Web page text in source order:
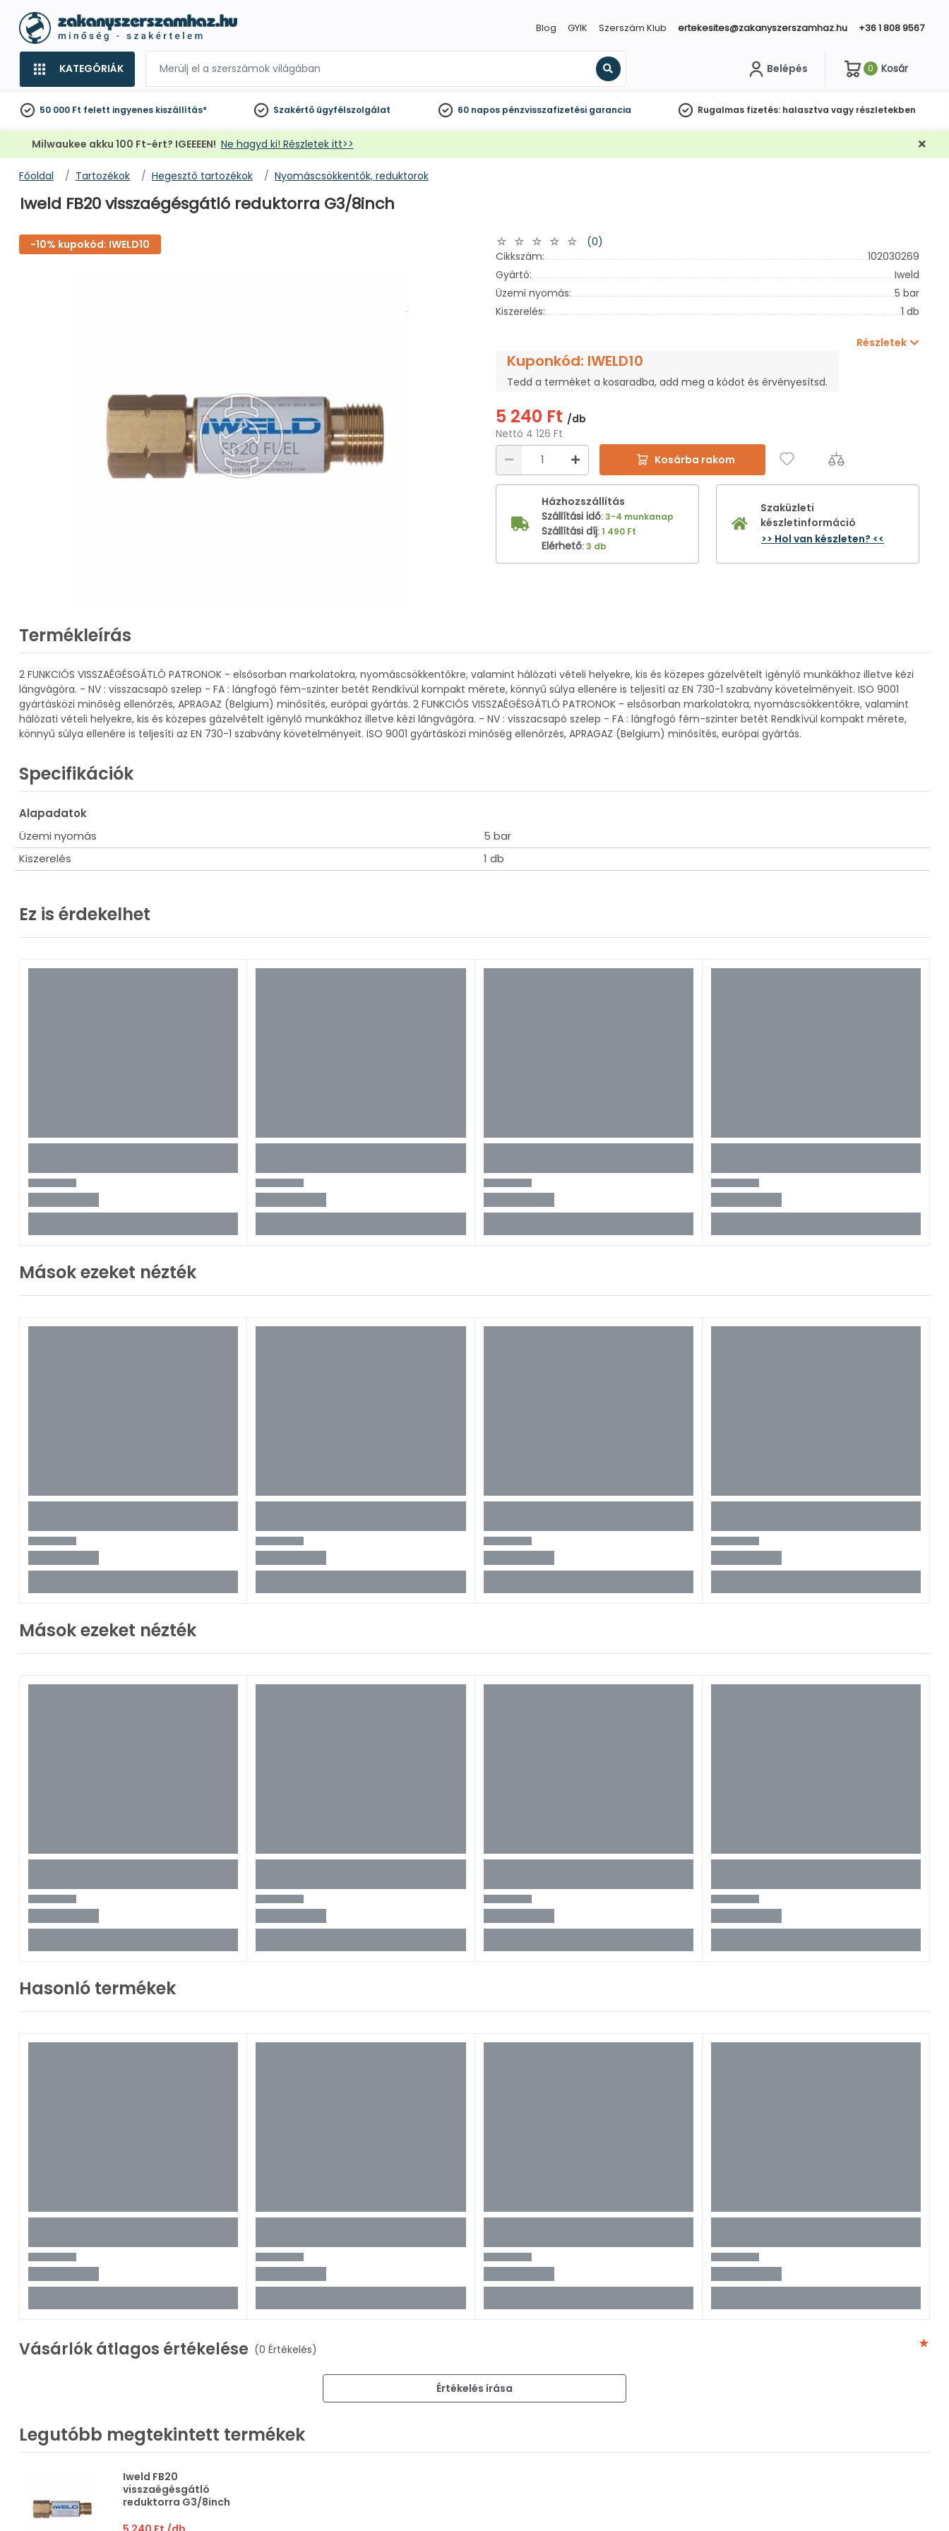
Blog GYIK Szerszám Klub ertekesites@zakanyszerszamhaz.hu +36 1 808 9567
KATEGÓRIÁK
Keresés
Belépés 0 Kosár
50 000 Ft felett ingyenes kiszállítás* Szakértő ügyfélszolgálat 60 napos pénzvisszafizetési garancia Rugalmas fizetés: halasztva vagy részletekben
Milwaukee akku 100 Ft-ért? IGEEEEN! Ne hagyd ki! Részletek itt>>
Főoldal Tartozékok Hegesztő tartozékok Nyomáscsökkentők, reduktorok
Iweld FB20 visszaégésgátló reduktorra G3/8inch
-10% kupokód: IWELD10
(0)
Cikkszám:
102030269
Gyártó:
Iweld
Üzemi nyomás:
5 bar
Kiszerelés:
1 db
Részletek
Kuponkód: IWELD10
Tedd a terméket a kosaradba, add meg a kódot és érvényesítsd.
5 240 Ft /db
Nettó 4 126 Ft
Kosárba rakom
Házhozszállítás
Szállítási idő:3-4 munkanap
Szállítási díj:1 490 Ft
Elérhető:3 db
Szaküzleti
készletinformáció
>> Hol van készleten? <<
Termékleírás
2 FUNKCIÓS VISSZAÉGÉSGÁTLÓ PATRONOK - elsősorban markolatokra, nyomáscsökkentőkre, valamint hálózati vételi helyekre, kis és közepes gázelvételt igénylő munkákhoz illetve kézi
lángvágóra. - NV : visszacsapó szelep - FA : lángfogó fém-szinter betét Rendkívül kompakt mérete, könnyű súlya ellenére is teljesíti az EN 730-1 szabvány követelményeit. ISO 9001
gyártásközi minőség ellenőrzés, APRAGAZ (Belgium) minősítés, európai gyártás. 2 FUNKCIÓS VISSZAÉGÉSGÁTLÓ PATRONOK - elsősorban markolatokra, nyomáscsökkentőkre, valamint
hálózati vételi helyekre, kis és közepes gázelvételt igénylő munkákhoz illetve kézi lángvágóra. - NV : visszacsapó szelep - FA : lángfogó fém-szinter betét Rendkívül kompakt mérete,
könnyű súlya ellenére is teljesíti az EN 730-1 szabvány követelményeit. ISO 9001 gyártásközi minőség ellenőrzés, APRAGAZ (Belgium) minősítés, európai gyártás.
Specifikációk
Alapadatok
Üzemi nyomás
5 bar
Kiszerelés
1 db
Ez is érdekelhet
Mások ezeket nézték
Mások ezeket nézték
Hasonló termékek
Vásárlók átlagos értékelése (0 Értékelés)
Értékelés írása
Legutóbb megtekintett termékek
Iweld FB20
visszaégésgátló
reduktorra G3/8inch